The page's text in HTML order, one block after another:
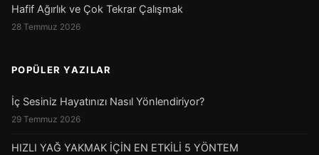
Hafif Ağırlık ve Çok Tekrar Çalışmak
28 Temmuz 2026
POPÜLER YAZILAR
İç Sesiniz Hayatınızı Nasıl Yönlendiriyor?
29 Temmuz 2026
HIZLI YAĞ YAKMAK İÇİN EN ETKİLİ 5 YÖNTEM